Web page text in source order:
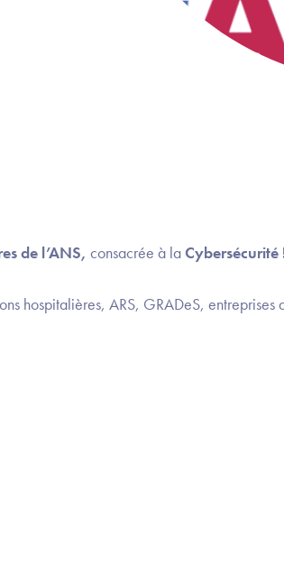
de l’ANS, consacrée à laCybersécurité
hospitalières, ARS, GRADeS,